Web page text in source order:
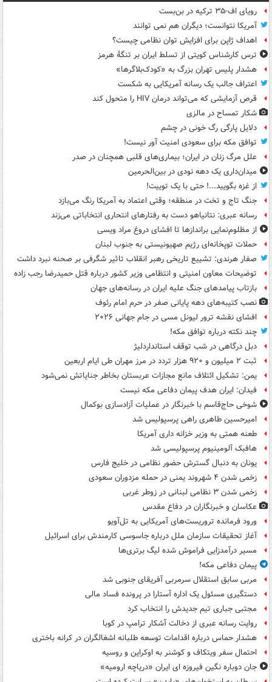
رویای اف-۳۵ ترکیه در بن‌بست
آمریکا نتوانست؛ دیگران هم نمی توانند
اهداف ژاپن برای افزایش توان نظامی چیست؟
ترس کارشناس کویتی از تسلط ایران بر تنگۀ هرمز
هشدار پلیس تهران بزرگ به «کودک‌بلاگرها»
اعتراف جالب یک رسانه آمریکایی به شکست
قرص آزمایشی که می‌تواند درمان HIV را متحول کند
شکار تمساح در مالزی
دلایل پارگی رگ خونی در چشم
توافق مکه برای سعودی امنیت آور نیست!
علل مرگ زنان در ایران؛ بیماری‌های قلبی همچنان در صدر
میدان‌داری یک دهه نودی در بین‌الحرمین
از غزه بگویید...! حتی با یک توییت!
جنگ تاج و تخت در منطقه؛ وقتی اعتماد به آمریکا رنگ می‌بازد
رسانه عبری: نتانیاهو دست به رفتارهای انتحاری انتخاباتی می‌زند
از مظلوم‌نمایی براندازها تا افشای دروغ مراد ویسی
حملات توپخانه‌ای رژیم صهیونیستی به جنوب لبنان
صفار هرندی: تشییع تاریخی رهبر انقلاب تاثیر شگرفی بر صحنه نبرد داشت
توضیحات معاون امنیتی و انتظامی وزیر کشور درباره قتل حمیدرضا رجب زاده
بازتاب پیامدهای جنگ علیه ایران در رسانه‌های جهان
نصب کتیبه‌های دهه پایانی صفر در حرم امام رئوف
افشای نقشه ترور لیونل مسی در جام جهانی ۲۰۲۶
چند نکته درباره توافق مکه!
دبل درگاهی در شب توقف استانداردلیژ
ثبت ۲ میلیون و ۹۲۰ هزار تردد در مرز مهران طی ایام اربعین
یمن: تشکیل ائتلاف مانع مجازات عربستان بخاطر جنایاتش نمی‌شود
فیدان: ایران هدف پیمان دفاعی مکه نیست
شوخی حاج‌قاسم با خبرنگار در عملیات آزادسازی بوکمال
امیرحسین طاهری راهی پرسپولیس شد
طعنه همتی به وزیر خزانه داری آمریکا
هافبک آلومینیوم پرسپولیسی شد
یونان به دنبال گسترش حضور نظامی در خلیج فارس
زخمی شدن ۴ شهروند یمنی در حمله مزدوران سعودی
زخمی شدن ۳ نظامی لبنانی در زوطر غربی
عکاسان و خبرنگاران در دفاع مقدس
ورود فرمانده تروریست‌های آمریکایی به تل‌آویو
آغاز تحقیقات سازمان ملل درباره جاسوسی کارمندش برای اسرائیل
مسیر درآمدزایی فراموش شده لیگ برتری‌ها
پیمان دفاعی مکه!
مربی سابق استقلال سرمربی آفریقای جنوبی شد
دستگیری مسئول یک اداره آستارا در پرونده فساد مالی
مجتبی جباری تیم جدیدش را انتخاب کرد
روایت رسانه عبری از دخالت آشکار ترامپ در کوبا
هشدار حماس درباره اقدامات توسعه طلبانه اشغالگران در کرانه باختری
احتمال سفر ویتکاف و کوشنر به اوکراین و روسیه
جان دوباره نگین فیروزه ای ایران «دریاچه ارومیه»